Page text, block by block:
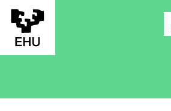
Saltar al contenido principal